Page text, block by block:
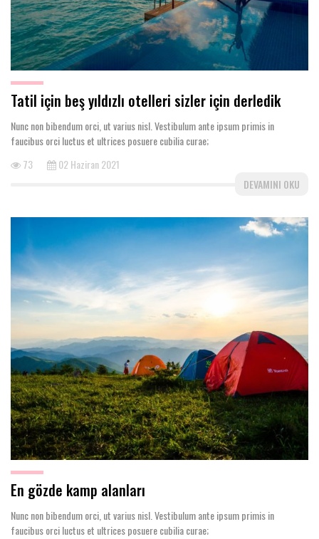
Tatil için beş yıldızlı otelleri sizler için derledik
Nunc non bibendum orci, ut varius nisl. Vestibulum ante ipsum primis in
faucibus orci luctus et ultrices posuere cubilia curae;
73
02 Haziran 2021
DEVAMINI OKU
En gözde kamp alanları
Nunc non bibendum orci, ut varius nisl. Vestibulum ante ipsum primis in
faucibus orci luctus et ultrices posuere cubilia curae;